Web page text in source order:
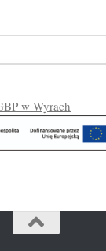
w Wyrach